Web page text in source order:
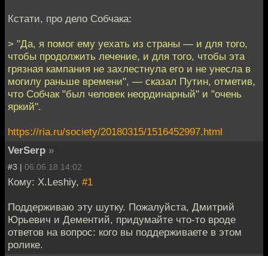
Кстати, про дело Собчака:
> "Да, я помог ему уехать из страны — и для того,
чтобы продолжить лечение, и для того, чтобы эта
грязная кампания не захлестнула его и не унесла в
могилу раньше времени", — сказал Путин, отметив,
что Собчак "был человек неординарный" и "очень
яркий".
https://ria.ru/society/20180315/1516452997.html
VerSerp »
#3 | 06.06.18 14:02
Кому: X.Leshiy, #1
Поддерживаю эту шутку. Пожалуйста, Дмитрий
Юрьевич и Дементий, придумайте что-то вроде
ответов на вопрос: кого вы поддерживаете в этом
ролике.